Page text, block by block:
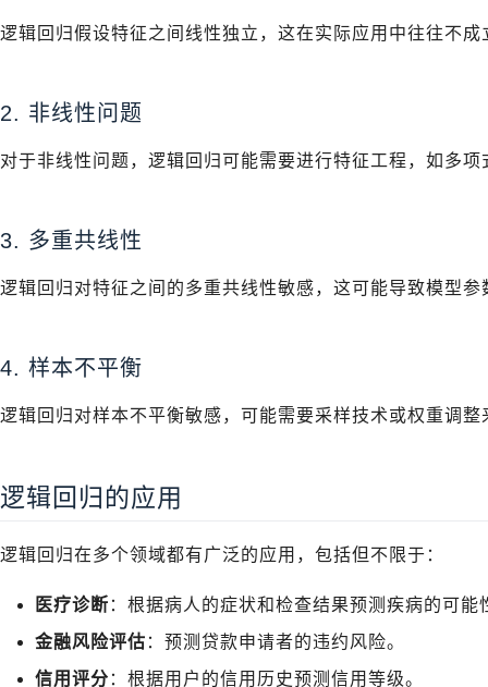
逻辑回归假设特征之间线性独立，这在实际应用中往往不成
2. 非线性问题
对于非线性问题，逻辑回归可能需要进行特征工程，如多项
3. 多重共线性
逻辑回归对特征之间的多重共线性敏感，这可能导致模型参
4. 样本不平衡
逻辑回归对样本不平衡敏感，可能需要采样技术或权重调整
逻辑回归的应用
逻辑回归在多个领域都有广泛的应用，包括但不限于：
医疗诊断 ：根据病人的症状和检查结果预测疾病的可能
金融风险评估 ：预测贷款申请者的违约风险。
信用评分 ：根据用户的信用历史预测信用等级。